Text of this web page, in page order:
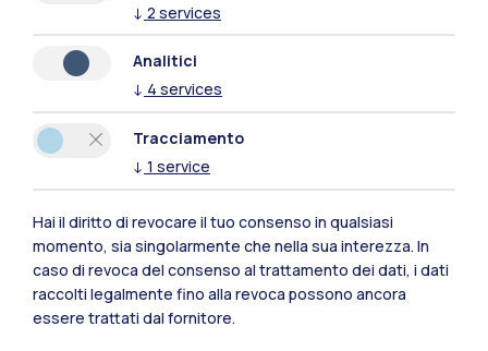
Polimi Community
Residenze Frontiere
↓ 2 services
Analitici
↓ 4 services
Tracciamento
↓ 1 service
Hai il diritto di revocare il tuo consenso in qualsiasi
momento, sia singolarmente che nella sua interezza. In
caso di revoca del consenso al trattamento dei dati, i dati
raccolti legalmente fino alla revoca possono ancora
essere trattati dal fornitore.